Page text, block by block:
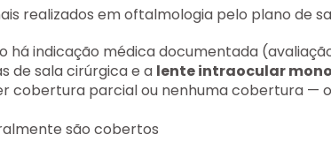
realizados em oftalmologia pelo plano de
há indicação médica documentada
de sala cirúrgica e a lente intraocular
cobertura parcial ou nenhuma cobertura —
são cobertos